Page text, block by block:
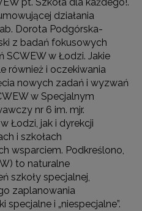
pt. Szkoła dla każdego!.
działania
Dorota Podgórska-
z badań fokusowych
SCWEW w Łodzi. Jakie
również i oczekiwania
nowych zadań i wyzwań
w Specjalnym
nr 6 im. mjr.
Łodzi, jak i dyrekcji
i szkołach
wsparciem. Podkreślono,
to naturalne
szkoły specjalnej,
zaplanowania
i „niespecjalne”.